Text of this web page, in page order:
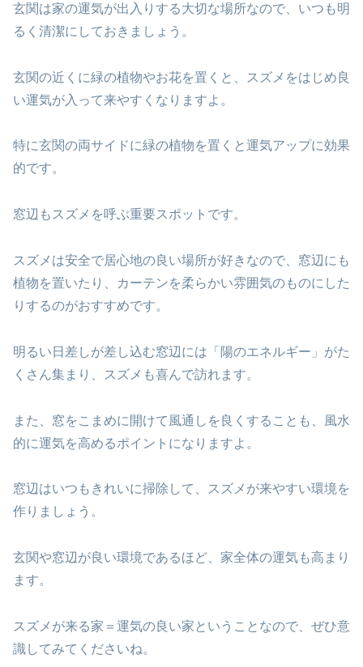
玄関は家の運気が出入りする大切な場所なので、いつも明
るく清潔にしておきましょう。
玄関の近くに緑の植物やお花を置くと、スズメをはじめ良
い運気が入って来やすくなりますよ。
特に玄関の両サイドに緑の植物を置くと運気アップに効果
的です。
窓辺もスズメを呼ぶ重要スポットです。
スズメは安全で居心地の良い場所が好きなので、窓辺にも
植物を置いたり、カーテンを柔らかい雰囲気のものにした
りするのがおすすめです。
明るい日差しが差し込む窓辺には「陽のエネルギー」がた
くさん集まり、スズメも喜んで訪れます。
また、窓をこまめに開けて風通しを良くすることも、風水
的に運気を高めるポイントになりますよ。
窓辺はいつもきれいに掃除して、スズメが来やすい環境を
作りましょう。
玄関や窓辺が良い環境であるほど、家全体の運気も高まり
ます。
スズメが来る家＝運気の良い家ということなので、ぜひ意
識してみてくださいね。